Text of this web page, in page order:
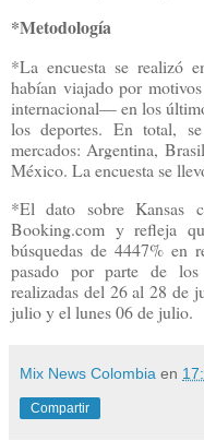
*Metodología
*La encuesta se realizó
habían viajado por
internacional— en los
los deportes. En total,
mercados: Argentina,
México. La encuesta se
*El dato sobre Kansas
Booking.com y refleja
búsquedas de 4447% en
pasado por parte de los
realizadas del 26 al 28 de
julio y el lunes 06 de julio.
Mix News Colombia en
Compartir